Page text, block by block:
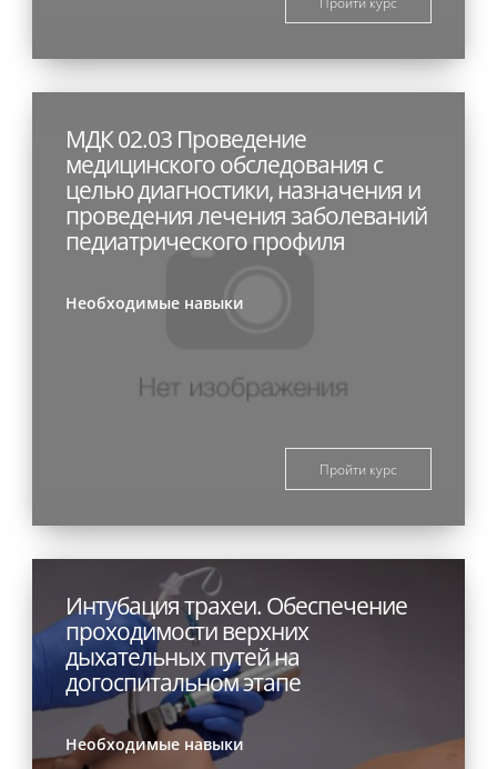
МДК 02.03 Проведение
медицинского обследования с
целью диагностики, назначения и
проведения лечения заболеваний
педиатрического профиля
Необходимые навыки
Пройти курс
Интубация трахеи. Обеспечение
проходимости верхних
дыхательных путей на
догоспитальном этапе
Необходимые навыки